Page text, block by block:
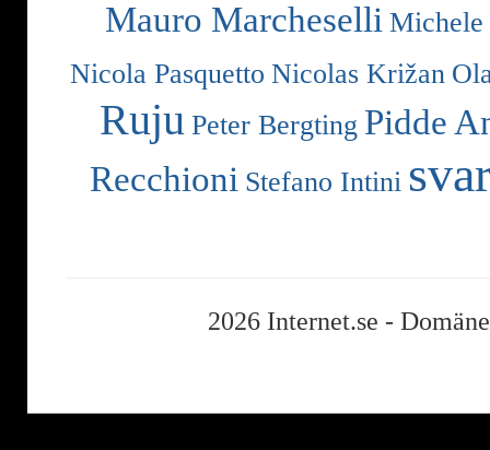
Mauro Marcheselli Michele
Nicola Pasquetto Nicolas Križan
Ruju Peter Bergting Pidde
Recchioni Stefano Intini
2026 Internet.se -